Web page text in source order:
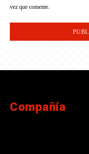
vez que comente.
Compañía